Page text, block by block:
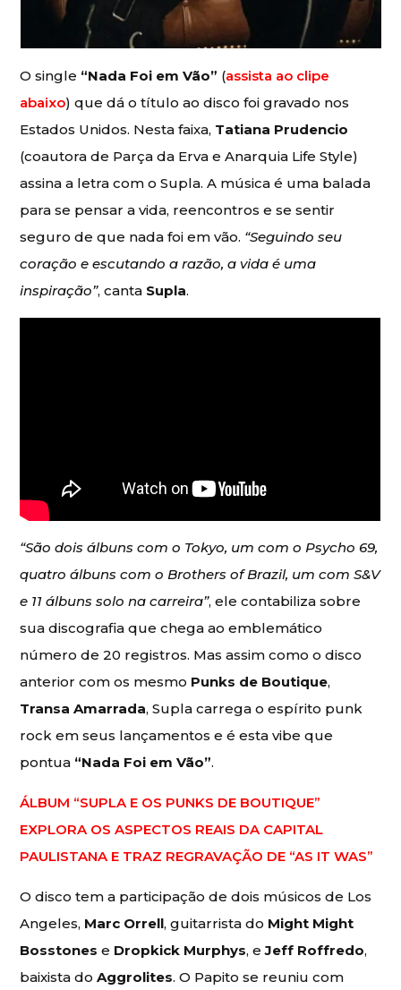
O single “Nada Foi em Vão” (assista ao clipe
abaixo) que dá o título ao disco foi gravado nos
Estados Unidos. Nesta faixa, Tatiana Prudencio
(coautora de Parça da Erva e Anarquia Life Style)
assina a letra com o Supla. A música é uma balada
para se pensar a vida, reencontros e se sentir
seguro de que nada foi em vão. “Seguindo seu
coração e escutando a razão, a vida é uma
inspiração”, canta Supla.
“São dois álbuns com o Tokyo, um com o Psycho 69,
quatro álbuns com o Brothers of Brazil, um com S&V
e 11 álbuns solo na carreira”, ele contabiliza sobre
sua discografia que chega ao emblemático
número de 20 registros. Mas assim como o disco
anterior com os mesmo Punks de Boutique,
Transa Amarrada, Supla carrega o espírito punk
rock em seus lançamentos e é esta vibe que
pontua “Nada Foi em Vão”.
ÁLBUM “SUPLA E OS PUNKS DE BOUTIQUE”
EXPLORA OS ASPECTOS REAIS DA CAPITAL
PAULISTANA E TRAZ REGRAVAÇÃO DE “AS IT WAS”
O disco tem a participação de dois músicos de Los
Angeles, Marc Orrell, guitarrista do Might Might
Bosstones e Dropkick Murphys, eJeff Roffredo,
baixista doAggrolites. O Papito se reuniu com